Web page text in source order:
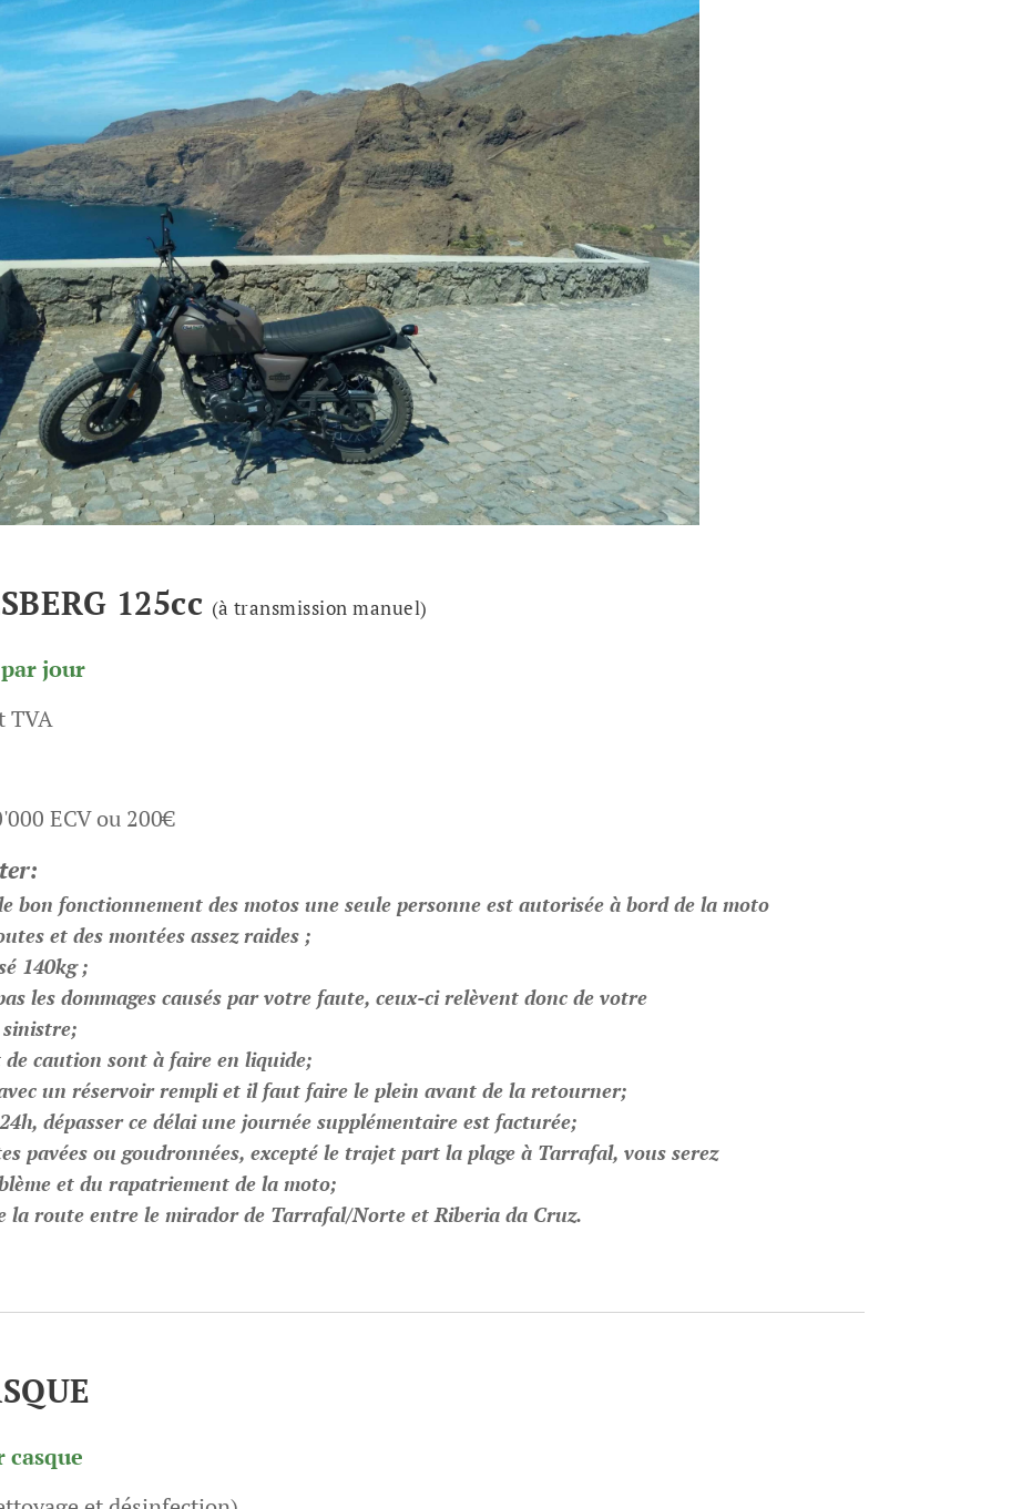
125cc (à transmission manuel)
jour
TVA
ECV ou 200€
bon fonctionnement des motos une seule personne est autorisée à bord de la moto
et des montées assez raides ;
140kg ;
les dommages causés par votre faute, ceux-ci relèvent donc de votre
sinistre;
de caution sont à faire en liquide;
un réservoir rempli et il faut faire le plein avant de la retourner;
dépasser ce délai une journée supplémentaire est facturée;
pavées ou goudronnées, excepté le trajet part la plage à Tarrafal, vous serez
et du rapatriement de la moto;
la route entre le mirador de Tarrafal/Norte et Riberia da Cruz.
casque